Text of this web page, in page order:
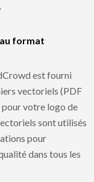
format
est fourni
vectoriels (PDF
pour votre logo de
sont utilisés
pour
dans tous les